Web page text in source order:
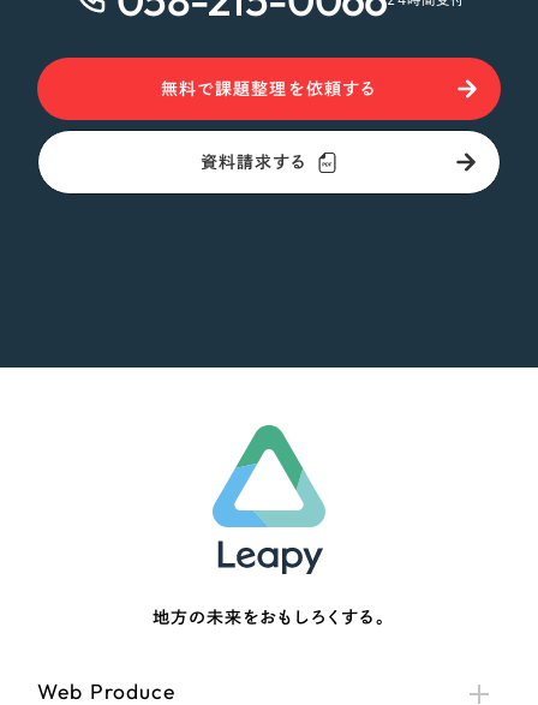
無料で課題整理を依頼する
資料請求する
地方の未来をおもしろくする。
Web Produce